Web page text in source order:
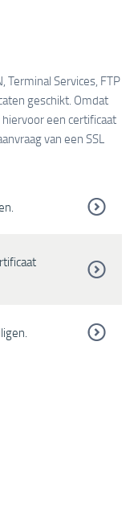
Terminal Services, FTP
geschikt. Omdat
een certificaat
van een SSL